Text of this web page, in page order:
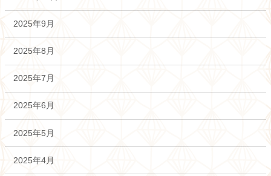
2025年9月
2025年8月
2025年7月
2025年6月
2025年5月
2025年4月